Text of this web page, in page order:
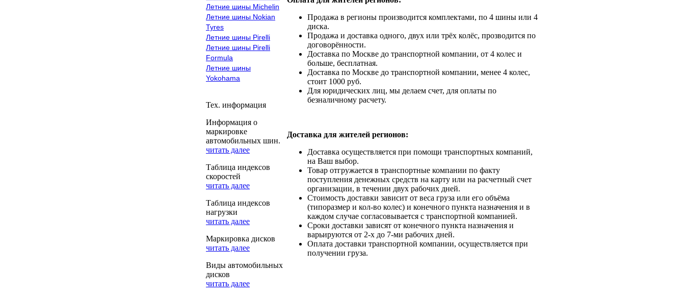
Летние шины Michelin
Летние шины Nokian
Tyres
Летние шины Pirelli
Летние шины Pirelli
Formula
Летние шины
Yokohama
Тех. информация
Информация о
маркировке
автомобильных шин.
читать далее
Таблица индексов
скоростей
читать далее
Таблица индексов
нагрузки
читать далее
Маркировка дисков
читать далее
Виды автомобильных
дисков
читать далее
Продажа в регионы производится комплектами, по 4 шины или 4
диска.
Продажа и доставка одного, двух или трёх колёс, прозводится по
договорённости.
Доставка по Москве до транспортной компании, от 4 колес и
больше, бесплатная.
Доставка по Москве до транспортной компании, менее 4 колес,
стоит 1000 руб.
Для юридических лиц, мы делаем счет, для оплаты по
безналичному расчету.
Доставка для жителей регионов:
Доставка осуществляется при помощи транспортных компаний,
на Ваш выбор.
Товар отгружается в транспортные компании по факту
поступления денежных средств на карту или на расчетный счет
организации, в течении двух рабочих дней.
Стоимость доставки зависит от веса груза или его объёма
(типоразмер и кол-во колес) и конечного пункта назначения и в
каждом случае согласовывается с транспортной компанией.
Сроки доставки зависят от конечного пункта назначения и
варьируются от 2-х до 7-ми рабочих дней.
Оплата доставки транспортной компании, осуществляется при
получении груза.